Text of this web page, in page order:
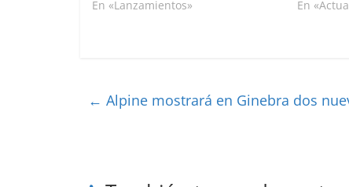
En «Lanzamientos»
En
← Alpine mostrará en Ginebra dos